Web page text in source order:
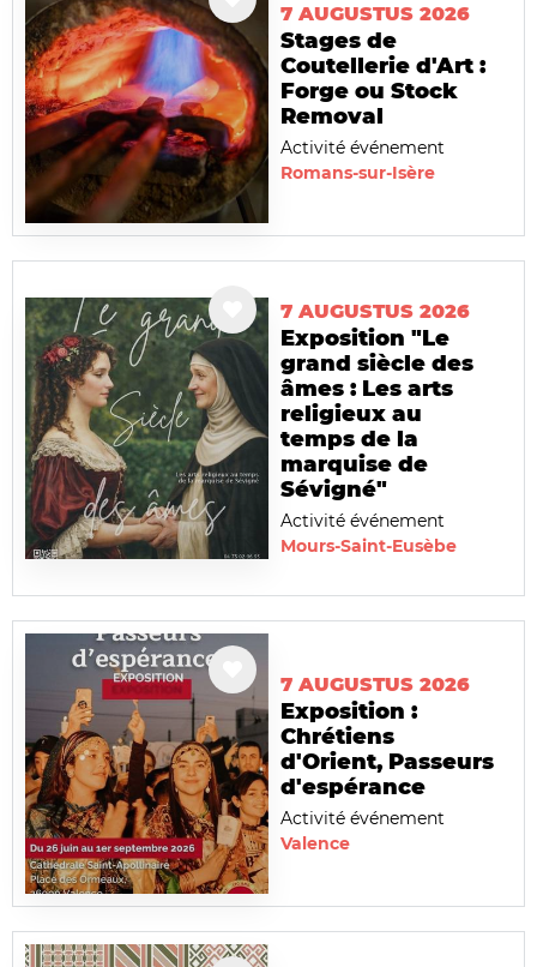
7 AUGUSTUS 2026
Stages de
Coutellerie d'Art :
Forge ou Stock
Removal
Activité événement
Romans-sur-Isère
7 AUGUSTUS 2026
Exposition "Le
grand siècle des
âmes : Les arts
religieux au
temps de la
marquise de
Sévigné"
Activité événement
Mours-Saint-Eusèbe
7 AUGUSTUS 2026
Exposition :
Chrétiens
d'Orient, Passeurs
d'espérance
Activité événement
Valence